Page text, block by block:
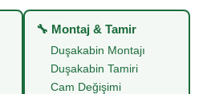
🔧 Montaj & Tamir
Duşakabin Montajı
Duşakabin Tamiri
Cam Değişimi